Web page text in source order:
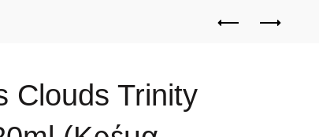
Clouds Trinity